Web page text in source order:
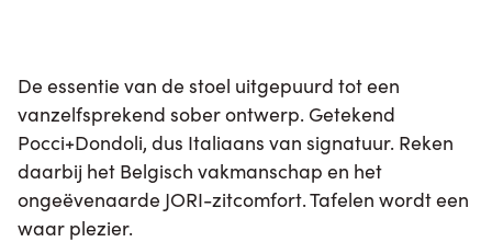
De essentie van de stoel uitgepuurd tot een
vanzelfsprekend sober ontwerp. Getekend
Pocci+Dondoli, dus Italiaans van signatuur. Reken
daarbij het Belgisch vakmanschap en het
ongeëvenaarde JORI-zitcomfort. Tafelen wordt een
waar plezier.